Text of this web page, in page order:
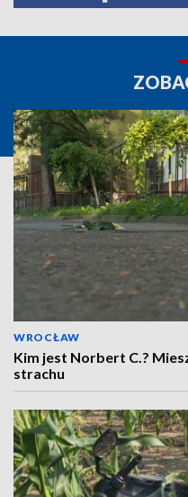
WROCŁAW
Kim jest Norbert C.?
strachu